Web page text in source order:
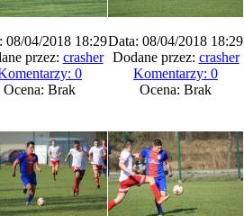
08/04/2018 18:29
przez: crasher
0
Ocena: Brak
Data: 08/04/2018 18:29
Dodane przez: crasher
Komentarzy: 0
Ocena: Brak